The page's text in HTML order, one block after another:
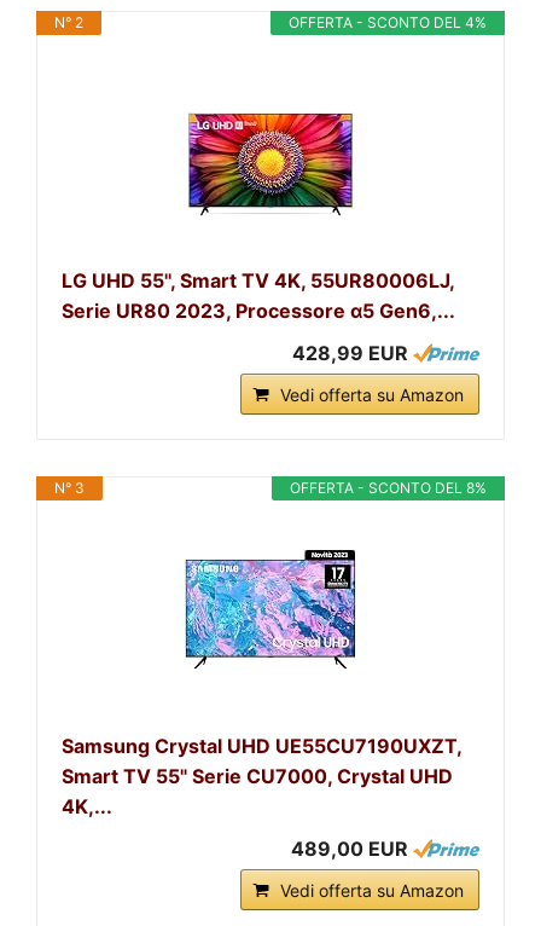
OFFERTA - SCONTO DEL 4%
N° 2
LG UHD 55'', Smart TV 4K, 55UR80006LJ,
Serie UR80 2023, Processore α5 Gen6,...
428,99 EUR
Vedi offerta su Amazon
OFFERTA - SCONTO DEL 8%
N° 3
Samsung Crystal UHD UE55CU7190UXZT,
Smart TV 55" Serie CU7000, Crystal UHD
4K,...
489,00 EUR
Vedi offerta su Amazon